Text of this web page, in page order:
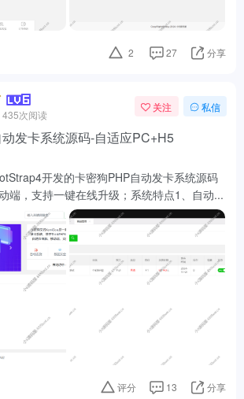
2 27 分享
435次阅读
关注 私信
发卡系统源码-自适应PC+H5
开发的卡密狗PHP自动发卡系统源码
端，支持一键在线升级；系统特点1、自动...
评分 13 分享